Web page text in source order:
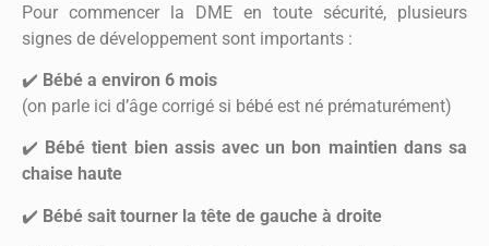
Pour commencer la DME en toute sécurité, plusieurs
signes de développement sont importants :
✔️ Bébé a environ 6 mois
(on parle ici d’âge corrigé si bébé est né prématurément)
✔️ Bébé tient bien assis avec un bon maintien dans sa
chaise haute
✔️ Bébé sait tourner la tête de gauche à droite